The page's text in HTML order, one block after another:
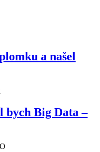
a našel
bych Big Data –